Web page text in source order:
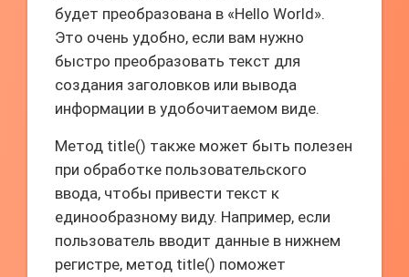
будет преобразована в «Hello World».
Это очень удобно, если вам нужно
быстро преобразовать текст для
создания заголовков или вывода
информации в удобочитаемом виде.
Метод title() также может быть полезен
при обработке пользовательского
ввода, чтобы привести текст к
единообразному виду. Например, если
пользователь вводит данные в нижнем
регистре, метод title() поможет